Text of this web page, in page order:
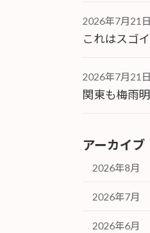
2026年7月21日
これはスゴイ
2026年7月21日
関東も梅雨明
アーカイブ
2026年8月
2026年7月
2026年6月